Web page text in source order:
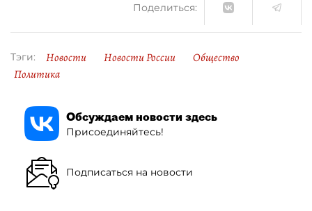
Поделиться:
Тэги: Новости Новости России
Общество
Политика
Обсуждаем новости здесь
Присоединяйтесь!
Подписаться на новости